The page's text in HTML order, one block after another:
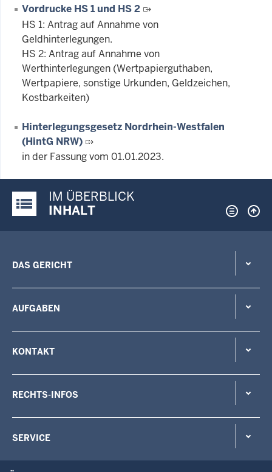
Vordrucke HS 1 und HS 2
HS 1: Antrag auf Annahme von
Geldhinterlegungen.
HS 2: Antrag auf Annahme von
Werthinterlegungen (Wertpapierguthaben,
Wertpapiere, sonstige Urkunden, Geldzeichen,
Kostbarkeiten)
Hinterlegungsgesetz Nordrhein-Westfalen
(HintG NRW)
in der Fassung vom 01.01.2023.
Justiz-Portal im Überblick:
IM ÜBERBLICK
INHALT
DAS GERICHT
AUFGABEN
KONTAKT
RECHTS-INFOS
SERVICE